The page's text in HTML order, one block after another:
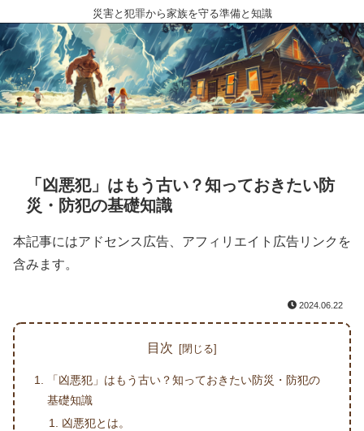
災害と犯罪から家族を守る準備と知識
「凶悪犯」はもう古い？知っておきたい防
災・防犯の基礎知識
本記事にはアドセンス広告、アフィリエイト広告リンクを
含みます。
2024.06.22
目次
「凶悪犯」はもう古い？知っておきたい防災・防犯の
基礎知識
凶悪犯とは。